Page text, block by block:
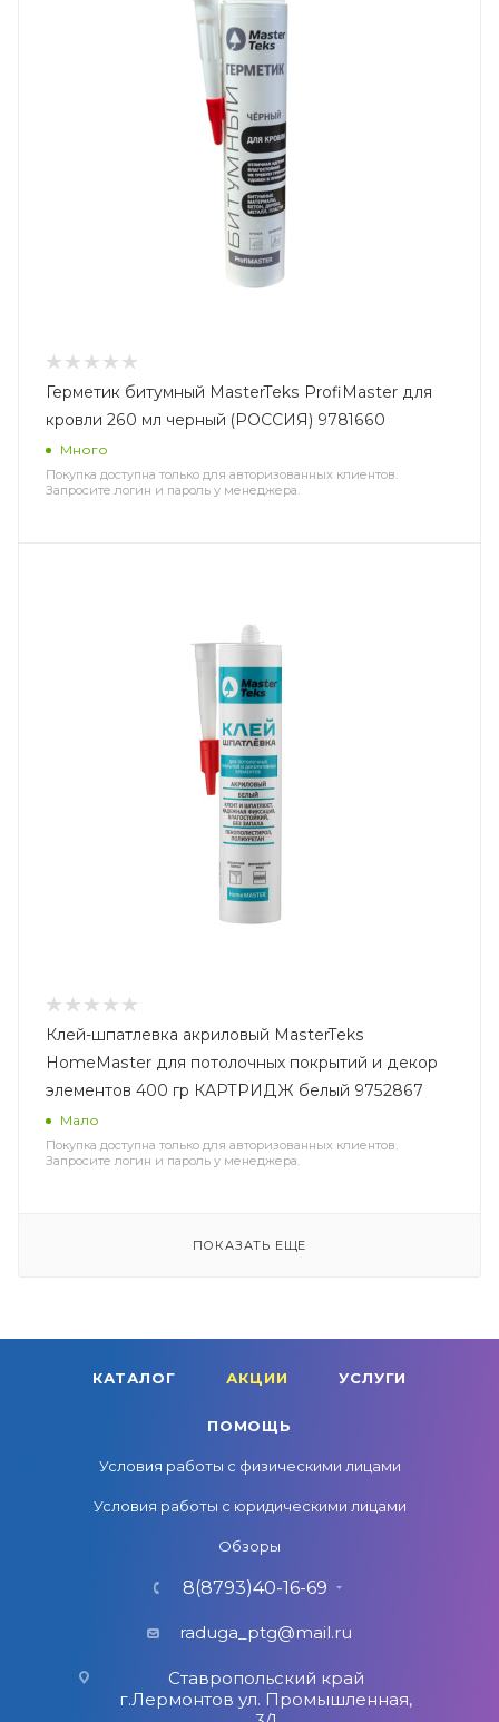
Герметик битумный MasterTeks ProfiMaster для
кровли 260 мл черный (РОССИЯ) 9781660
Много
Покупка доступна только для авторизованных клиентов.
Запросите логин и пароль у менеджера.
Клей-шпатлевка акриловый MasterTeks
HomeMaster для потолочных покрытий и декор
элементов 400 гр КАРТРИДЖ белый 9752867
Мало
Покупка доступна только для авторизованных клиентов.
Запросите логин и пароль у менеджера.
ПОКАЗАТЬ ЕЩЕ
КАТАЛОГ АКЦИИ УСЛУГИ
ПОМОЩЬ
Условия работы с физическими лицами
Условия работы с юридическими лицами
Обзоры
8(8793)40-16-69
raduga_ptg@mail.ru
Ставропольский край
г.Лермонтов ул. Промышленная,